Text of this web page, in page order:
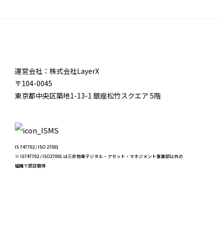
運営会社：株式会社LayerX
〒104-0045
東京都中央区築地1-13-1 銀座松竹スクエア 5階
IS 747702 / ISO 27001
※ IS747702 / ISO27001 は三井物産デジタル・アセット・マネジメント事業部以外の
組織で認証取得